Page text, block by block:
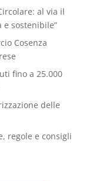
al via il
e sostenibile”
Cosenza
fino a 25.000
delle
regole e consigli